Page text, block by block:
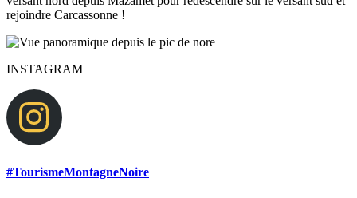
rejoindre Carcassonne !
INSTAGRAM
#TourismeMontagneNoire